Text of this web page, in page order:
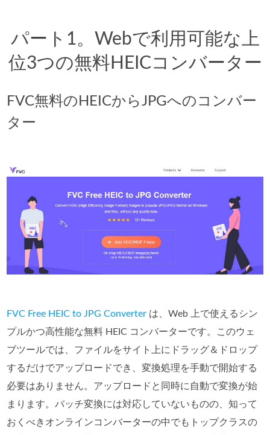
パート1。Webで利用可能な上
位3つの無料HEICコンバーター
FVC無料のHEICからJPGへのコンバー
ター
FVC Free HEIC to JPG Converter は、Web 上で使えるシン
プルかつ高性能な無料 HEIC コンバーターです。このウェ
ブツールでは、ファイルをサイト上にドラッグ＆ドロップ
するだけでアップロードでき、変換処理を手動で開始する
必要はありません。アップロードと同時に自動で変換が始
まります。バッチ変換には対応していないものの、知って
おくべきオンラインコンバーターの中でもトップクラスの